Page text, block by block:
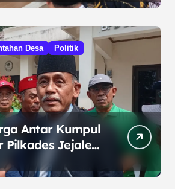
Desa Politik
Antar Kumpul
Pilkades Jejalen
Pemilu Damai